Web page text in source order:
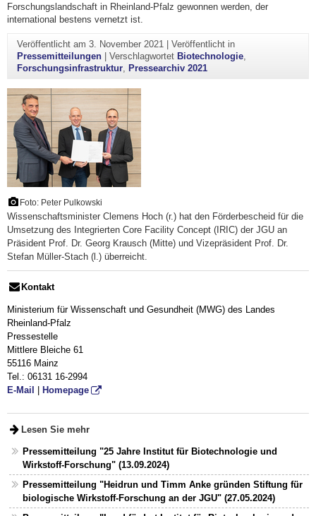
Forschungslandschaft in Rheinland-Pfalz gewonnen werden, der
international bestens vernetzt ist.
Veröffentlicht am 3. November 2021| Veröffentlicht in
Pressemitteilungen| Verschlagwortet Biotechnologie,
Forschungsinfrastruktur, Pressearchiv 2021
Foto: Peter Pulkowski
Wissenschaftsminister Clemens Hoch (r.) hat den Förderbescheid für die
Umsetzung des Integrierten Core Facility Concept (IRIC) der JGU an
Präsident Prof. Dr. Georg Krausch (Mitte) und Vizepräsident Prof. Dr.
Stefan Müller-Stach (l.) überreicht.
Kontakt
Ministerium für Wissenschaft und Gesundheit (MWG) des Landes
Rheinland-Pfalz
Pressestelle
Mittlere Bleiche 61
55116 Mainz
Tel.: 06131 16-2994
E-Mail
Homepage
Lesen Sie mehr
Pressemitteilung "25 Jahre Institut für Biotechnologie und
Wirkstoff-Forschung" (13.09.2024)
Pressemitteilung "Heidrun und Timm Anke gründen Stiftung für
biologische Wirkstoff-Forschung an der JGU" (27.05.2024)